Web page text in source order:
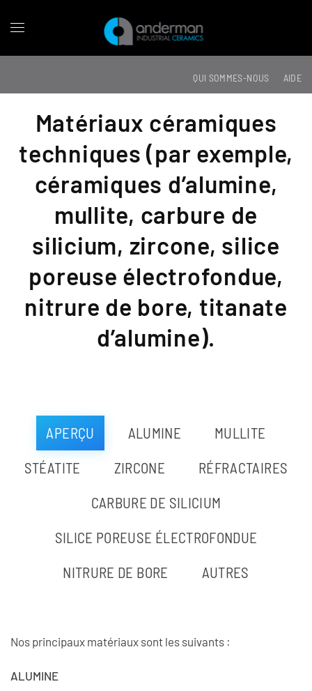
QUI SOMMES-NOUS AIDE
Matériaux céramiques
techniques (par exemple,
céramiques d’alumine,
mullite, carbure de
silicium, zircone, silice
poreuse électrofondue,
nitrure de bore, titanate
d’alumine).
APERÇU ALUMINE
MULLITE
STÉATITE
ZIRCONE
RÉFRACTAIRES
CARBURE DE SILICIUM
SILICE POREUSE ÉLECTROFONDUE
NITRURE DE BORE
AUTRES
Nos principaux matériaux sont les suivants :
ALUMINE